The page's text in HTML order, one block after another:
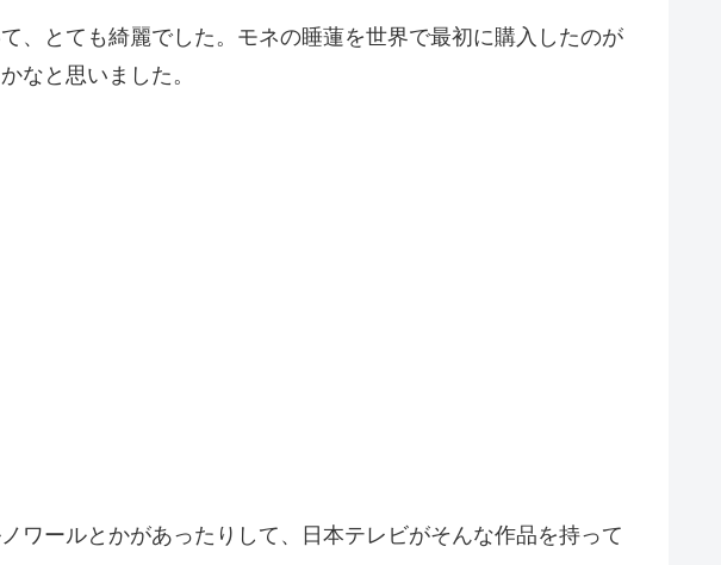
、とても綺麗でした。モネの睡蓮を世界で最初に購入したのが
なと思いました。
ワールとかがあったりして、日本テレビがそんな作品を持って